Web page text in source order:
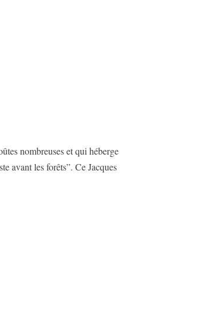
nombreuses et qui héberge
avant les forêts”. Ce Jacques